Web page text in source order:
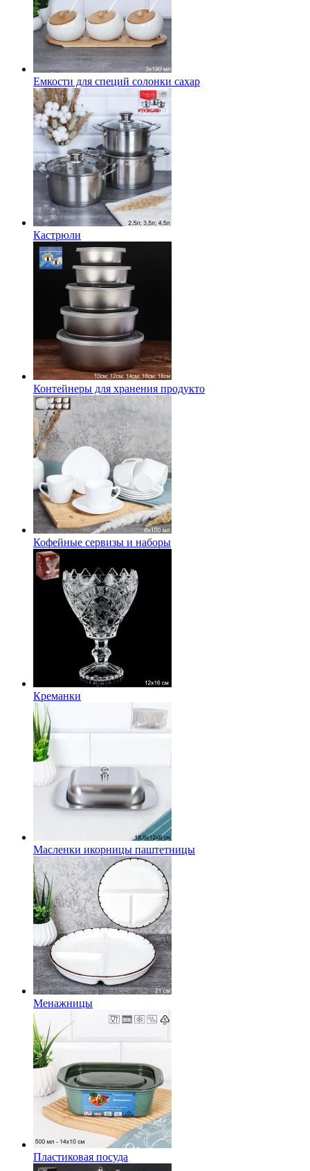
Емкости для специй солонки сахар
Кастрюли
Контейнеры для хранения продукто
Кофейные сервизы и наборы
Креманки
Масленки икорницы паштетницы
Менажницы
Пластиковая посуда